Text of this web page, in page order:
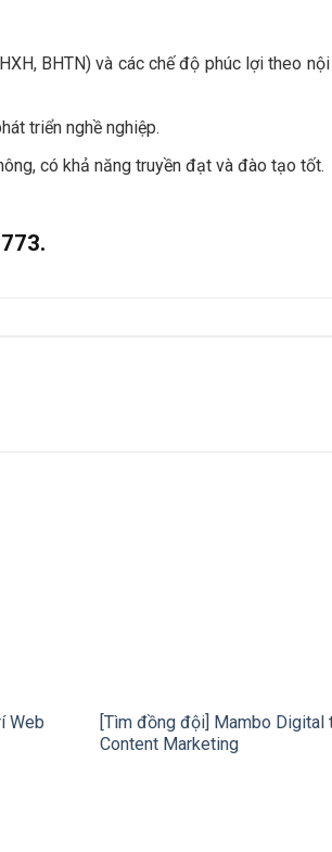
BHTN) và các chế độ phúc lợi theo nội
triển nghề nghiệp.
có khả năng truyền đạt và đào tạo tốt.
Web
[Tìm đồng đội] Mambo Digital
Content Marketing